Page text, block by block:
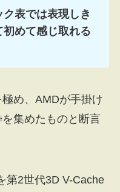
表では表現しき
めて感じ取れる
め、AMDが手掛け
集めたものと断言
第2世代3D V-Cache